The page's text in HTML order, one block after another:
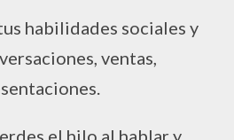
habilidades sociales y
ventas,
el hilo al hablar y